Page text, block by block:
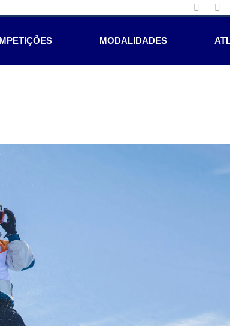
MODALIDADES